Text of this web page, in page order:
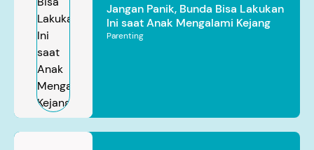
Jangan Panik, Bunda Bisa Lakukan
Ini saat Anak Mengalami Kejang
Parenting